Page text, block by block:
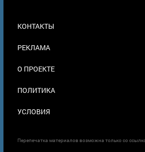
В
КОНТАКТЫ
РЕКЛАМА
О ПРОЕКТЕ
ПОЛИТИКА
УСЛОВИЯ
Перепечатка материалов возможна только со